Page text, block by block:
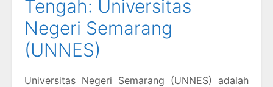
Tengah: Universitas
Negeri Semarang
(UNNES)
Universitas Negeri Semarang (UNNES) adalah